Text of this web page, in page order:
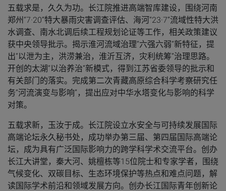
五载求是，久久为功。 长江院推进高端智库建设，围绕河南
郑州“7·20”特大暴雨灾害调查评估、海河“23·7”流域性特大洪
水调查、南水北调后续工程规划论证等工作，相关政策建议
获中央领导批示。揭示淮河流域治理“六强六弱”新特征，提
出“以泄为主，洪涝兼治，淮沂互济，灾利统筹”治理思路。
开创的太湖“以治养治”新模式，得到江苏省委领导的批示和
有关部门的落实。完成第二次青藏高原综合科学考察研究任
务“河流演变与影响”，提出应对中华水塔变化与影响的科学
对策。
五载求新，玉汝于成。 长江院设立水安全与可持续发展国际
高端论坛永久秘书处，成功举办第三届、第四届国际高端论
坛，成为具有广泛国际影响力的跨学科学术交流平台。创办
长江大讲堂，秦大河、姚檀栋等15位院士和专家学者，围绕
气候变化、双碳目标、生态环境保护等热点和难点问题，解
读国际学术前沿和领域发展方向。创办长江国际青年创新论